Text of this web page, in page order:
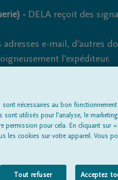
- DELA reçoit des
e-mail, d'autres
l'expéditeur.
d'hameçonnage et
décès À propos de nous
nécessaires au bon
utilisés pour l'analyse, le
permission pour cela. En cliquant sur «
les cookies sur votre appareil. Vous
Tout refuser Acceptez